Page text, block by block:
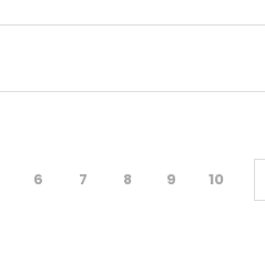
6 7 8 9 10